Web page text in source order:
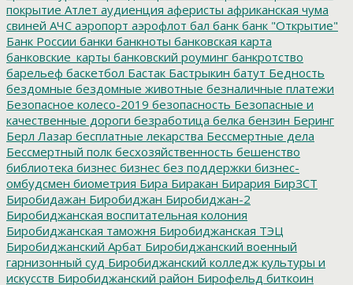
покрытие Атлет аудиенция аферисты африканская чума
свиней АЧС аэропорт аэрофлот бал банк банк "Открытие"
Банк России банки банкноты банковская карта
банковские_карты банковский роуминг банкротство
барельеф баскетбол Бастак Бастрыкин батут Бедность
бездомные бездомные животные безналичные платежи
Безопасное колесо-2019 безопасность Безопасные и
качественные дороги безработица белка бензин Беринг
Берл Лазар бесплатные лекарства Бессмертные дела
Бессмертный полк бесхозяйственность бешенство
библиотека бизнес бизнес без поддержки бизнес-
омбудсмен биометрия Бира Биракан Бирария БирЗСТ
Биробидажан Биробиджан Биробиджан-2
Биробиджанская воспитательная колония
Биробиджанская таможня Биробиджанская ТЭЦ
Биробиджанский Арбат Биробиджанский военный
гарнизонный суд Биробиджанский колледж культуры и
искусств Биробиджанский район Бирофельд биткоин